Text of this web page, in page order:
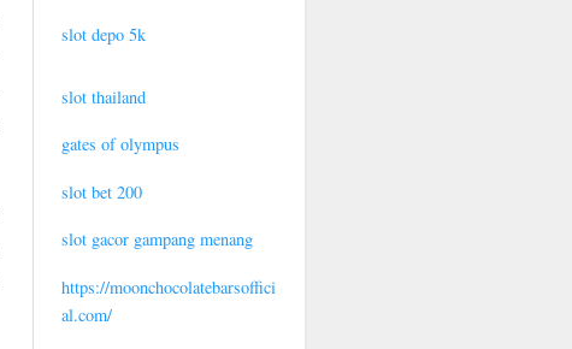
slot depo 5k
slot thailand
gates of olympus
slot bet 200
slot gacor gampang menang
https://moonchocolatebarsoffici
al.com/